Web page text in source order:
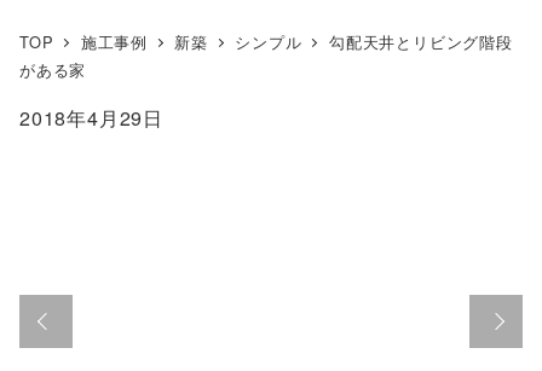
TOP 施工事例 新築 シンプル
勾配天井とリビング階段
がある家
2018年4月29日